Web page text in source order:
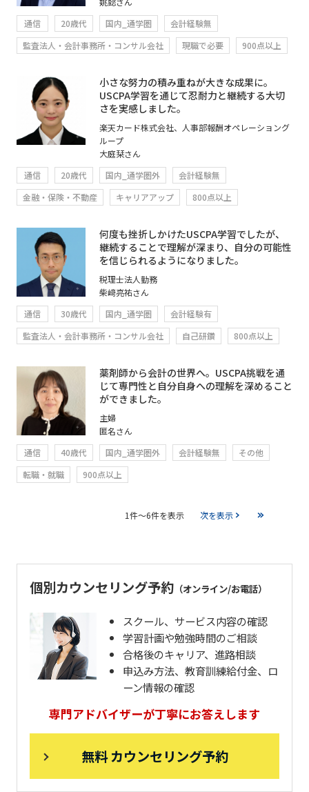
通信
20歳代 国内_通学圏
会計経験無
監査法人・会計事務所・コンサル会社
現職で必要 900点以上
小さな努力の積み重ねが大きな成果に。
USCPA学習を通じて忍耐力と継続する大切
さを実感しました。
楽天カード株式会社、人事部報酬オペレーショング
ループ
大庭栞さん
通信
20歳代 国内_通学圏外
会計経験無
金融・保険・不動産
キャリアアップ 800点以上
何度も挫折しかけたUSCPA学習でしたが、
継続することで理解が深まり、自分の可能性
を信じられるようになりました。
税理士法人勤務
柴﨑亮祐さん
通信
30歳代 国内_通学圏
会計経験有
監査法人・会計事務所・コンサル会社
自己研鑽 800点以上
薬剤師から会計の世界へ。USCPA挑戦を通
じて専門性と自分自身への理解を深めること
ができました。
主婦
匿名さん
通信
40歳代 国内_通学圏外 会計経験無
その他
転職・就職
900点以上
1件～6件を表示 次を表示
個別カウンセリング予約（オンライン/お電話）
スクール、サービス内容の確認
学習計画や勉強時間のご相談
合格後のキャリア、進路相談
申込み方法、教育訓練給付金、ロ
ーン情報の確認
専門アドバイザーが丁寧にお答えします
無料 カウンセリング予約